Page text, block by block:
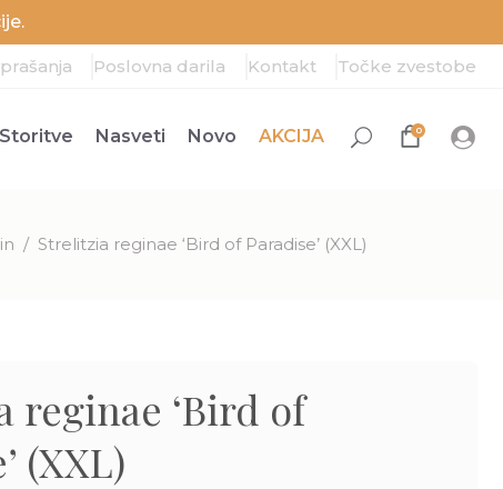
Poslovna darila Kontakt Točke zvestobe
Storitve Nasveti Novo AKCIJA 0
/ Strelitzia reginae ‘Bird of Paradise’ (XXL)
reginae ‘Bird of
(XXL)